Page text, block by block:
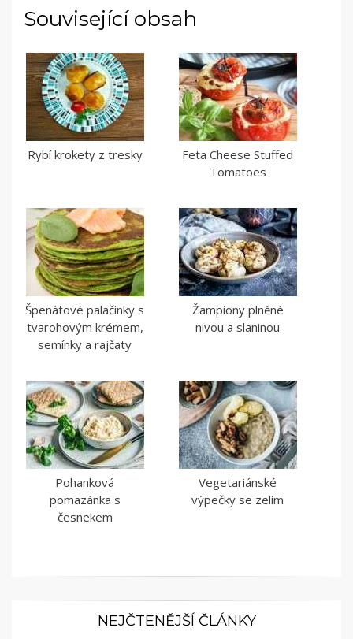
Související obsah
Rybí krokety z tresky
Feta Cheese Stuffed
Tomatoes
Špenátové palačinky s
tvarohovým krémem,
semínky a rajčaty
Žampiony plněné
nivou a slaninou
Pohanková
pomazánka s
česnekem
Vegetariánské
výpečky se zelím
NEJČTENĚJŠÍ ČLÁNKY